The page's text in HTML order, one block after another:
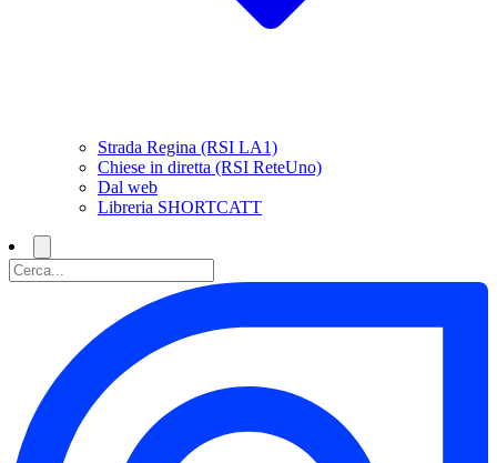
Strada Regina (RSI LA1)
Chiese in diretta (RSI ReteUno)
Dal web
Libreria SHORTCATT